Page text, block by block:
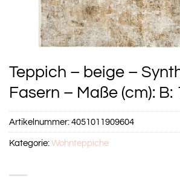
Teppich – beige –
Fasern – Maße (cm): B:
Artikelnummer:4051011909604
Kategorie:Wohnteppiche